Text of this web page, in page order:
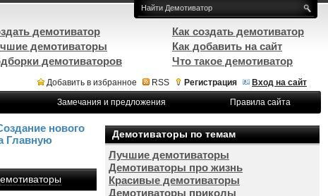
Добавить в избранное RSS Регистрация
Вход на сайт
Замечания и предложения Правила сайта
нового
Главную
Демотиваторы по темам
Лучшие демотиваторы
Демотиваторы про жизнь
Красивые демотиваторы
Демотиваторы приколы
демотиватор
демотиваторы
демотиваторов
Как создать демотиватор
Как добавить на сайт
Что такое демотиватор